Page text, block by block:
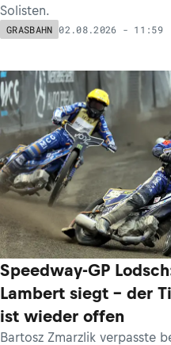
Solisten.
GRASBAHN 02.08.2026 - 11:59
Speedway-GP
Lambert siegt – der
ist wieder offen
Bartosz Zmarzlik verpasste